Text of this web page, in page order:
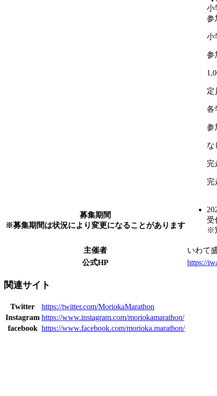
小
参
小
参
定
各
参
な
完
完
募集期間
※募集期間は状況により変更になることがあります
受
※
主催者
いわて
公式HP
https://
関連サイト
Twitter
https://twitter.com/MoriokaMarathon
Instagram https://www.instagram.com/moriokamarathon/
facebook https://www.facebook.com/morioka.marathon/